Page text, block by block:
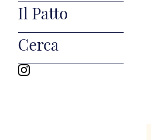
Il Patto
Cerca